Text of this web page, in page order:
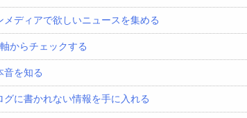
メディアで欲しいニュースを集める
からチェックする
音を知る
グに書かれない情報を手に入れる